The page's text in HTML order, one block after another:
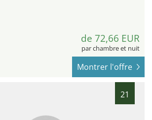
de 72,66 EUR
par chambre et nuit
Montrer l'offre
21